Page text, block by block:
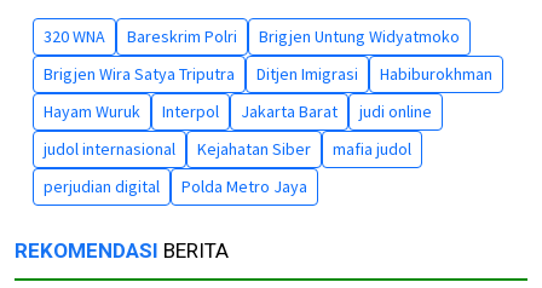
320 WNA Bareskrim Polri
Brigjen Untung Widyatmoko
Brigjen Wira Satya Triputra
Ditjen Imigrasi
Habiburokhman
Hayam Wuruk
Interpol Jakarta Barat
judi online
judol internasional
Kejahatan Siber
mafia judol
perjudian digital
Polda Metro Jaya
REKOMENDASI BERITA